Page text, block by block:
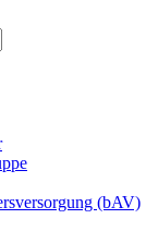
(bAV)